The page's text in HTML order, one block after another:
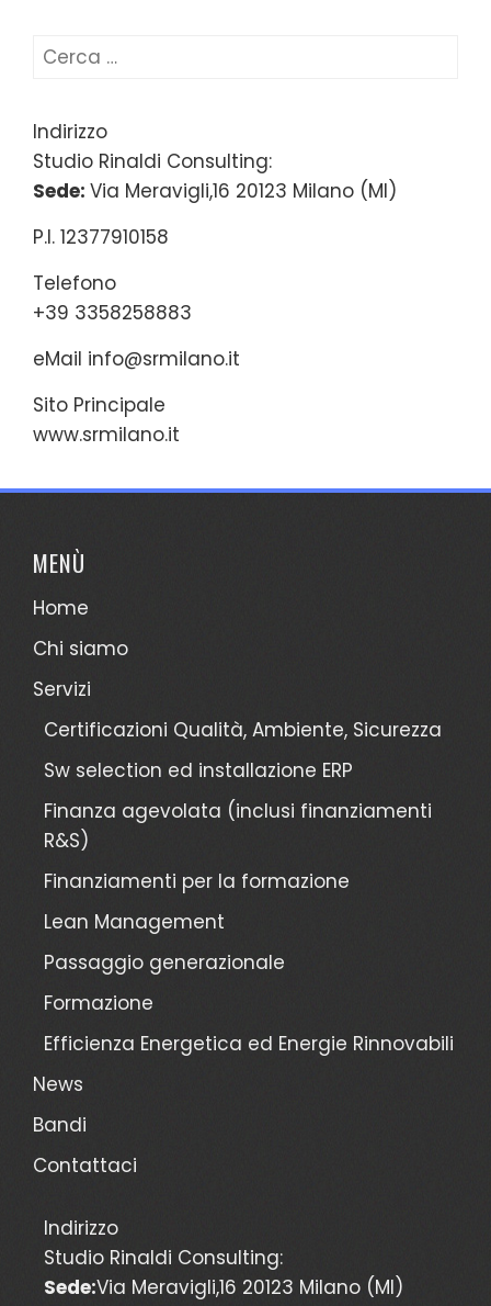
Ricerca
Indirizzo
Studio Rinaldi Consulting:
Sede: Via Meravigli,16 20123 Milano (MI)
P.I. 12377910158
Telefono
+39 3358258883
eMail info@srmilano.it
Sito Principale
www.srmilano.it
MENÙ
Home
Chi siamo
Servizi
Certificazioni Qualità, Ambiente, Sicurezza
Sw selection ed installazione ERP
Finanza agevolata (inclusi finanziamenti
R&S)
Finanziamenti per la formazione
Lean Management
Passaggio generazionale
Formazione
Efficienza Energetica ed Energie Rinnovabili
News
Bandi
Contattaci
Indirizzo
Studio Rinaldi Consulting:
Sede:Via Meravigli,16 20123 Milano (MI)